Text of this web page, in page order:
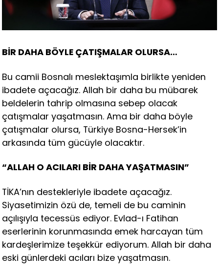
BİR DAHA BÖYLE ÇATIŞMALAR OLURSA…
Bu camii Bosnalı meslektaşımla birlikte yeniden
ibadete açacağız. Allah bir daha bu mübarek
beldelerin tahrip olmasına sebep olacak
çatışmalar yaşatmasın. Ama bir daha böyle
çatışmalar olursa, Türkiye Bosna-Hersek’in
arkasında tüm gücüyle olacaktır.
“ALLAH O ACILARI BİR DAHA YAŞATMASIN”
TİKA’nın destekleriyle ibadete açacağız.
Siyasetimizin özü de, temeli de bu caminin
açılışıyla tecessüs ediyor. Evlad-ı Fatihan
eserlerinin korunmasında emek harcayan tüm
kardeşlerimize teşekkür ediyorum. Allah bir daha
eski günlerdeki acıları bize yaşatmasın.